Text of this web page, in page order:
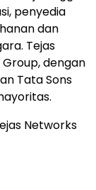
penyedia
dan
Tejas
dengan
Tata Sons
Networks